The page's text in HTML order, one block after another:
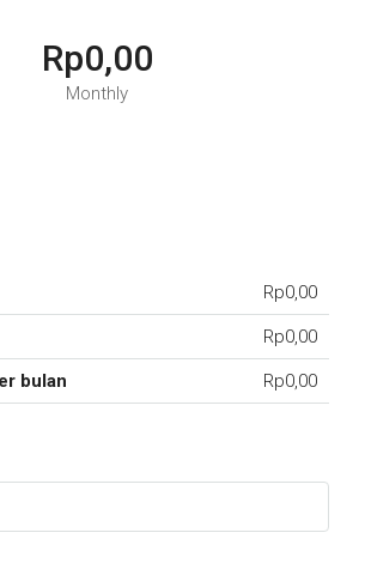
Rp0,00
Monthly
Rp0,00
Rp0,00
bulan Rp0,00